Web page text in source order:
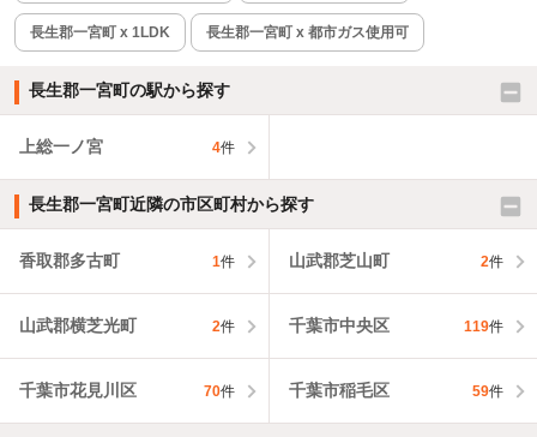
長生郡一宮町 x 1LDK 長生郡一宮町 x 都市ガス使用可
長生郡一宮町の駅から探す
上総一ノ宮 4件
長生郡一宮町近隣の市区町村から探す
香取郡多古町 1件 山武郡芝山町 2件
山武郡横芝光町 2件 千葉市中央区 119件
千葉市花見川区 70件 千葉市稲毛区 59件